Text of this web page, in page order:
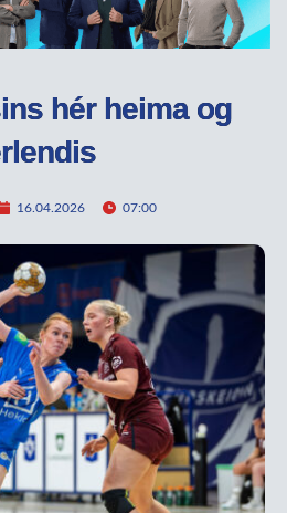
hér heima og
16.04.2026 07:00